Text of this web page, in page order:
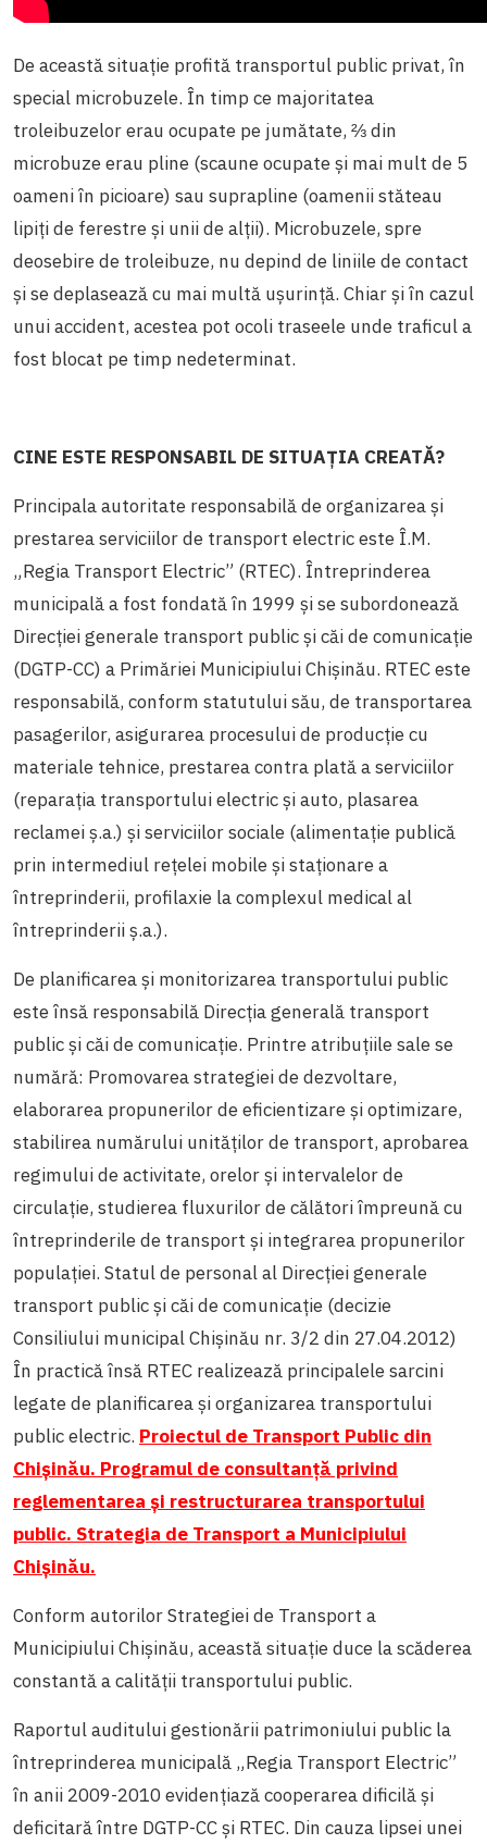
De această situație profită transportul public privat, în
special microbuzele. În timp ce majoritatea
troleibuzelor erau ocupate pe jumătate, ⅔ din
microbuze erau pline (scaune ocupate și mai mult de 5
oameni în picioare) sau suprapline (oamenii stăteau
lipiți de ferestre și unii de alții). Microbuzele, spre
deosebire de troleibuze, nu depind de liniile de contact
și se deplasează cu mai multă ușurință. Chiar și în cazul
unui accident, acestea pot ocoli traseele unde traficul a
fost blocat pe timp nedeterminat.
CINE ESTE RESPONSABIL DE SITUAȚIA CREATĂ?
Principala autoritate responsabilă deorganizarea și
prestarea serviciilor de transport electriceste Î.M.
„Regia Transport Electric” (RTEC). Întreprinderea
municipală a fost fondată în 1999 și se subordonează
Direcției generale transport public și căi de comunicație
(DGTP-CC) a Primăriei Municipiului Chișinău. RTEC este
responsabilă, conform statutului său, de transportarea
pasagerilor, asigurarea procesului de producție cu
materiale tehnice, prestarea contra plată a serviciilor
(reparația transportului electric și auto, plasarea
reclamei ș.a.) și serviciilor sociale (alimentație publică
prin intermediul rețelei mobile și staționare a
întreprinderii, profilaxie la complexul medical al
întreprinderii ș.a.).
De planificarea și monitorizarea transportului public
este însă responsabilă Direcția generală transport
public și căi de comunicație. Printre atribuțiile sale se
numără: Promovarea strategiei de dezvoltare,
elaborarea propunerilor de eficientizare și optimizare,
stabilirea numărului unităților de transport, aprobarea
regimului de activitate, orelor și intervalelor de
circulație, studierea fluxurilor de călători împreună cu
întreprinderile de transport și integrarea propunerilor
populației. Statul de personal al Direcţiei generale
transport public şi căi de comunicaţie (decizie
Consiliului municipal Chişinău nr. 3/2 din 27.04.2012)
În practică însă RTEC realizează principalele sarcini
legate de planificarea și organizarea transportului
public electric. Proiectul de Transport Public din
Chişinău. Programul de consultanţă privind
reglementarea şi restructurarea transportului
public. Strategia de Transport a Municipiului
Chişinău.
Conform autorilorStrategiei de Transport a
Municipiului Chişinău, această situație duce la scăderea
constantă a calității transportului public.
Raportul auditului gestionării patrimoniului public la
întreprinderea municipală „Regia Transport Electric”
în anii 2009-2010 evidențiază cooperarea dificilă și
deficitară între DGTP-CC şi RTEC. Din cauza lipsei unei